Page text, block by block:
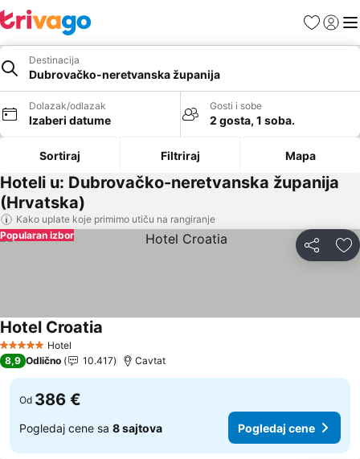
FavoritiPrijavi
Destinacija
Dubrovačko-neretvanska županija
Dolazak/odlazak
Izaberi datume
Gosti i sobe
2 gosta, 1 soba.
Sortiraj Filtriraj Mapa
Hoteli u: Dubrovačko-neretvanska županija
(Hrvatska)
Kako uplate koje primimo utiču na rangiranje
Deli
Popularan izbor
5 ZvezdiceHotel
Hotel Croatia
8,9 Odlično 10.417 Cavtat
Od 386 €
Pogledaj cene sa 8 sajtova Pogledaj cene